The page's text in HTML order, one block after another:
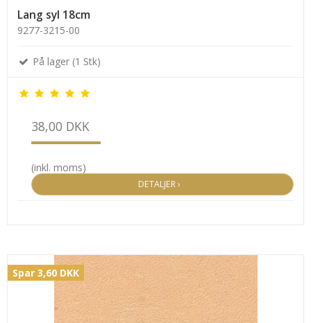
Lang syl 18cm
9277-3215-00
På lager (1 Stk)
38,00 DKK
(inkl. moms)
DETALJER ›
Spar 3,60 DKK